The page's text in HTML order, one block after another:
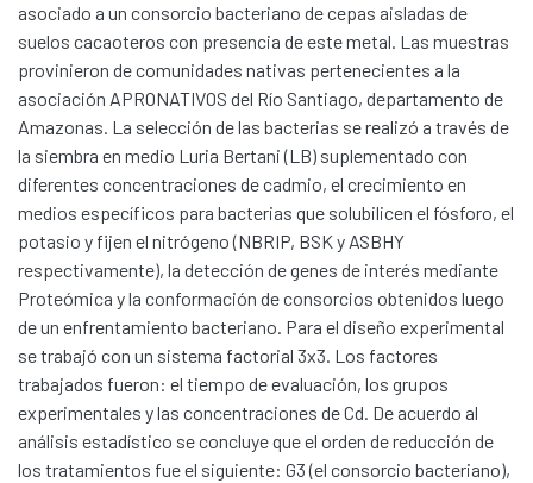
asociado a un consorcio bacteriano de cepas aisladas de
suelos cacaoteros con presencia de este metal. Las muestras
provinieron de comunidades nativas pertenecientes a la
asociación APRONATIVOS del Río Santiago, departamento de
Amazonas. La selección de las bacterias se realizó a través de
la siembra en medio Luria Bertani (LB) suplementado con
diferentes concentraciones de cadmio, el crecimiento en
medios específicos para bacterias que solubilicen el fósforo, el
potasio y fijen el nitrógeno (NBRIP, BSK y ASBHY
respectivamente), la detección de genes de interés mediante
Proteómica y la conformación de consorcios obtenidos luego
de un enfrentamiento bacteriano. Para el diseño experimental
se trabajó con un sistema factorial 3x3. Los factores
trabajados fueron: el tiempo de evaluación, los grupos
experimentales y las concentraciones de Cd. De acuerdo al
análisis estadístico se concluye que el orden de reducción de
los tratamientos fue el siguiente: G3 (el consorcio bacteriano),